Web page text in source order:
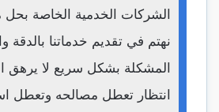
الشركات الخدمية الخاصة
نهتم في تقديم خدماتنا بالدقة
المشكلة بشكل سريع لا يرهق
انتظار تعطل مصالحه وتعطل